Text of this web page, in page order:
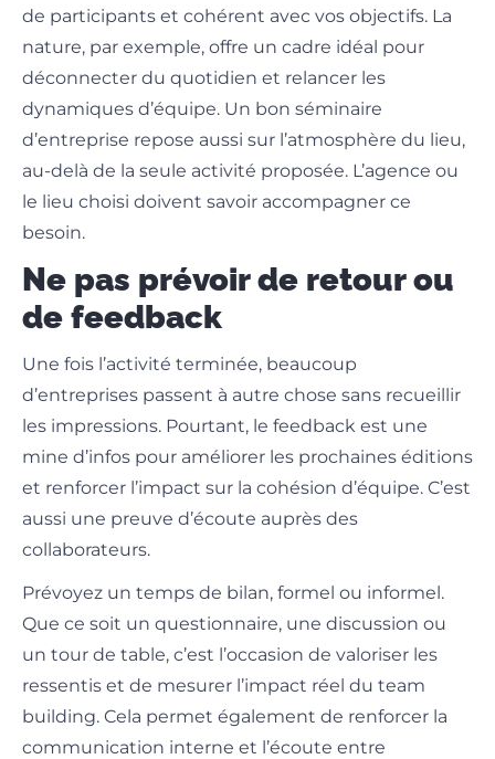
de participants et cohérent avec vos objectifs. La
nature, par exemple, offre un cadre idéal pour
déconnecter du quotidien et relancer les
dynamiques d’équipe. Un bon séminaire
d’entreprise repose aussi sur l’atmosphère du lieu,
au-delà de la seule activité proposée. L’agence ou
le lieu choisi doivent savoir accompagner ce
besoin.
Ne pas prévoir de retour ou
de feedback
Une fois l’activité terminée, beaucoup
d’entreprises passent à autre chose sans recueillir
les impressions. Pourtant, le feedback est une
mine d’infos pour améliorer les prochaines éditions
et renforcer l’impact sur la cohésion d’équipe. C’est
aussi une preuve d’écoute auprès des
collaborateurs.
Prévoyez un temps de bilan, formel ou informel.
Que ce soit un questionnaire, une discussion ou
un tour de table, c’est l’occasion de valoriser les
ressentis et de mesurer l’impact réel du team
building. Cela permet également de renforcer la
communication interne et l’écoute entre